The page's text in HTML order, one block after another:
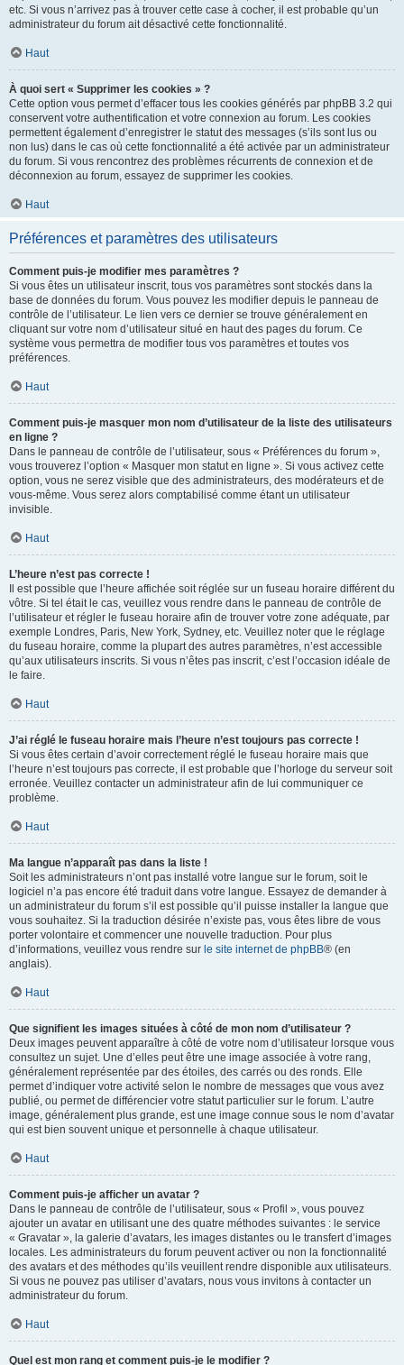
etc. Si vous n’arrivez pas à trouver cette case à cocher, il est probable qu’un
administrateur du forum ait désactivé cette fonctionnalité.
Haut
À quoi sert « Supprimer les cookies » ?
Cette option vous permet d’effacer tous les cookies générés par phpBB 3.2 qui
conservent votre authentification et votre connexion au forum. Les cookies
permettent également d’enregistrer le statut des messages (s’ils sont lus ou
non lus) dans le cas où cette fonctionnalité a été activée par un administrateur
du forum. Si vous rencontrez des problèmes récurrents de connexion et de
déconnexion au forum, essayez de supprimer les cookies.
Haut
Préférences et paramètres des utilisateurs
Comment puis-je modifier mes paramètres ?
Si vous êtes un utilisateur inscrit, tous vos paramètres sont stockés dans la
base de données du forum. Vous pouvez les modifier depuis le panneau de
contrôle de l’utilisateur. Le lien vers ce dernier se trouve généralement en
cliquant sur votre nom d’utilisateur situé en haut des pages du forum. Ce
système vous permettra de modifier tous vos paramètres et toutes vos
préférences.
Haut
Comment puis-je masquer mon nom d’utilisateur de la liste des utilisateurs
en ligne ?
Dans le panneau de contrôle de l’utilisateur, sous « Préférences du forum »,
vous trouverez l’option « Masquer mon statut en ligne ». Si vous activez cette
option, vous ne serez visible que des administrateurs, des modérateurs et de
vous-même. Vous serez alors comptabilisé comme étant un utilisateur
invisible.
Haut
L’heure n’est pas correcte !
Il est possible que l’heure affichée soit réglée sur un fuseau horaire différent du
vôtre. Si tel était le cas, veuillez vous rendre dans le panneau de contrôle de
l’utilisateur et régler le fuseau horaire afin de trouver votre zone adéquate, par
exemple Londres, Paris, New York, Sydney, etc. Veuillez noter que le réglage
du fuseau horaire, comme la plupart des autres paramètres, n’est accessible
qu’aux utilisateurs inscrits. Si vous n’êtes pas inscrit, c’est l’occasion idéale de
le faire.
Haut
J’ai réglé le fuseau horaire mais l’heure n’est toujours pas correcte !
Si vous êtes certain d’avoir correctement réglé le fuseau horaire mais que
l’heure n’est toujours pas correcte, il est probable que l’horloge du serveur soit
erronée. Veuillez contacter un administrateur afin de lui communiquer ce
problème.
Haut
Ma langue n’apparaît pas dans la liste !
Soit les administrateurs n’ont pas installé votre langue sur le forum, soit le
logiciel n’a pas encore été traduit dans votre langue. Essayez de demander à
un administrateur du forum s’il est possible qu’il puisse installer la langue que
vous souhaitez. Si la traduction désirée n’existe pas, vous êtes libre de vous
porter volontaire et commencer une nouvelle traduction. Pour plus
d’informations, veuillez vous rendre sur le site internet de phpBB® (en
anglais).
Haut
Que signifient les images situées à côté de mon nom d’utilisateur ?
Deux images peuvent apparaître à côté de votre nom d’utilisateur lorsque vous
consultez un sujet. Une d’elles peut être une image associée à votre rang,
généralement représentée par des étoiles, des carrés ou des ronds. Elle
permet d’indiquer votre activité selon le nombre de messages que vous avez
publié, ou permet de différencier votre statut particulier sur le forum. L’autre
image, généralement plus grande, est une image connue sous le nom d’avatar
qui est bien souvent unique et personnelle à chaque utilisateur.
Haut
Comment puis-je afficher un avatar ?
Dans le panneau de contrôle de l’utilisateur, sous « Profil », vous pouvez
ajouter un avatar en utilisant une des quatre méthodes suivantes : le service
« Gravatar », la galerie d’avatars, les images distantes ou le transfert d’images
locales. Les administrateurs du forum peuvent activer ou non la fonctionnalité
des avatars et des méthodes qu’ils veuillent rendre disponible aux utilisateurs.
Si vous ne pouvez pas utiliser d’avatars, nous vous invitons à contacter un
administrateur du forum.
Haut
Quel est mon rang et comment puis-je le modifier ?